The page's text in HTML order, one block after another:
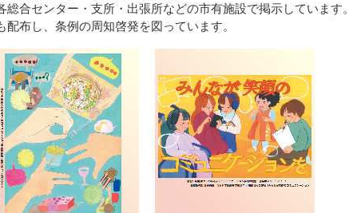
合センター・支所・出張所などの市有施設で掲示しています。
布し、条例の周知啓発を図っています。